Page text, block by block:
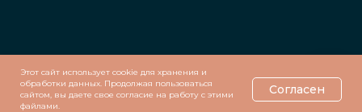
Этот сайт использует cookie для хранения и
обработки данных. Продолжая пользоваться
сайтом, вы даете свое согласие на работу с этими
файлами.
Согласен